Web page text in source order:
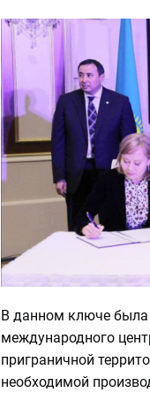
В данном ключе была
международного
приграничной
необходимой